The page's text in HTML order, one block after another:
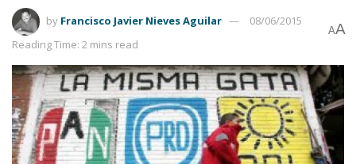
by Francisco Javier Nieves Aguilar
08/06/2015
Reading Time: 2 mins read
AA